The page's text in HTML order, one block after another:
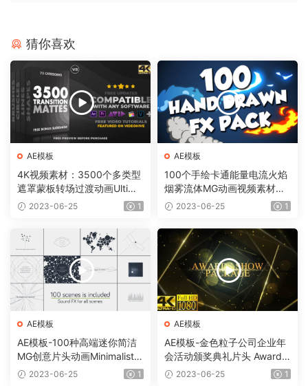
猜你喜欢
AE模板
4K视频素材：3500个多类型
遮罩蒙板转场过渡动画Ultima
te Transition Mattes Pack v
2023-06-25 1
AE模板
100个手绘卡通能量电流火焰
烟雾流体MG动画视频素材
（含AE模板工程）有透明通
2023-06-25 1
AE模板
AE模板-100种高端迷你简洁
MG创意片头动画Minimalistic
Presentation Pack
2023-06-25 1
AE模板
AE模板-金色粒子公司企业年
会活动颁奖典礼片头 Awards
Show Pack
2023-06-25 1